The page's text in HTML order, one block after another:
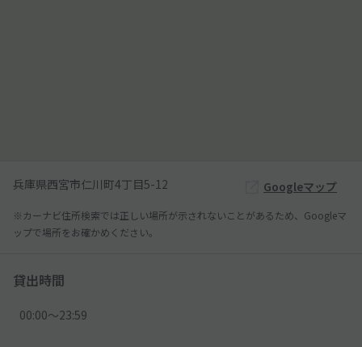
兵庫県西宮市仁川町4丁目5-12 Googleマップ
※カーナビ住所検索では正しい場所が示されないことがあるため、Googleマ
ップで場所をお確かめください。
貸出時間
00:00〜23:59